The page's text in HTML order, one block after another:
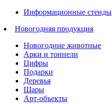
Информационные стенды
Новогодняя продукция
Новогодние животные
Арки и тоннели
Цифры
Подарки
Деревья
Шары
Арт-объекты